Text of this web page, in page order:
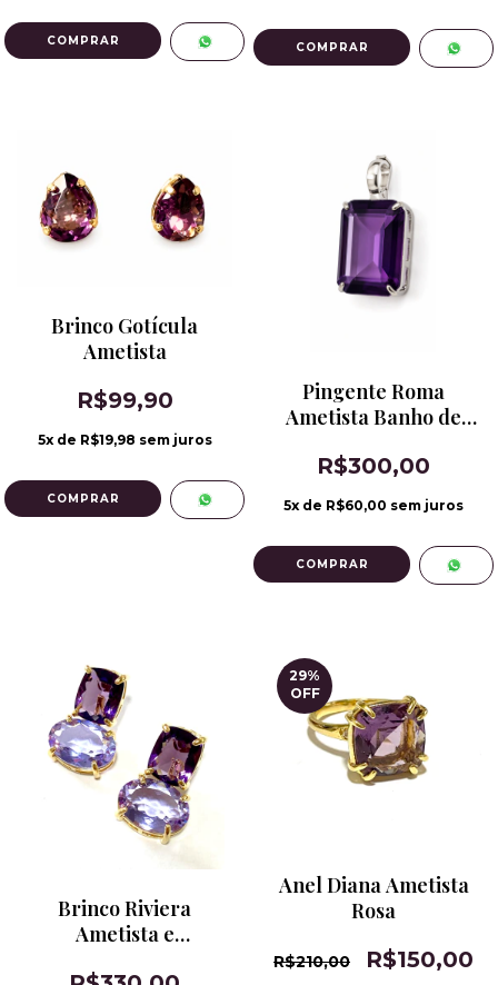
Brinco Gotícula
Ametista
R$99,90
5x de R$19,98 sem juros
Pingente Roma
Ametista Banho de
R$300,00
5x de R$60,00 sem juros
Brinco Riviera
Ametista e
29%
OFF
Anel Diana Ametista
Rosa
R$210,00 R$150,00